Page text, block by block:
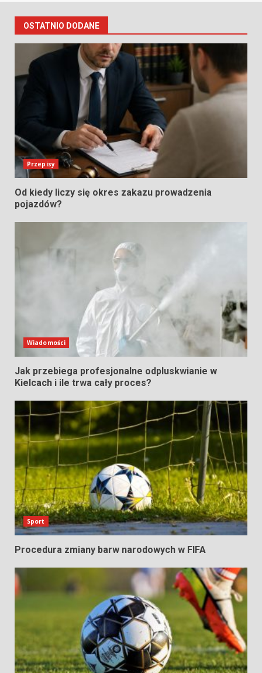
OSTATNIO DODANE
Przepisy
Od kiedy liczy się okres zakazu prowadzenia
pojazdów?
Wiadomości
Jak przebiega profesjonalne odpluskwianie w
Kielcach i ile trwa cały proces?
Sport
Procedura zmiany barw narodowych w FIFA